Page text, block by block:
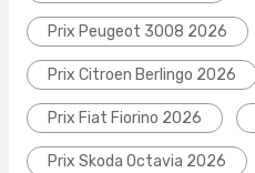
Prix Peugeot 3008 2026
Prix Citroen Berlingo 2026
Prix Fiat Fiorino 2026
Prix Skoda Octavia 2026